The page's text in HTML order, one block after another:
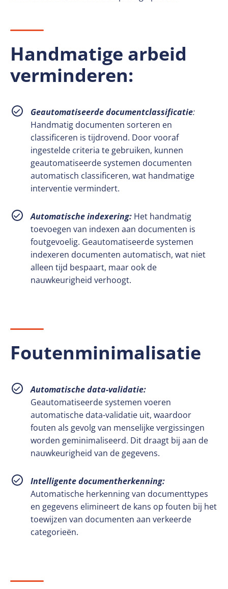
Handmatige arbeid
verminderen:
Geautomatiseerde documentclassificatie:
Handmatig documenten sorteren en
classificeren is tijdrovend. Door vooraf
ingestelde criteria te gebruiken, kunnen
geautomatiseerde systemen documenten
automatisch classificeren, wat handmatige
interventie vermindert.
Automatische indexering: Het handmatig
toevoegen van indexen aan documenten is
foutgevoelig. Geautomatiseerde systemen
indexeren documenten automatisch, wat niet
alleen tijd bespaart, maar ook de
nauwkeurigheid verhoogt.
Foutenminimalisatie
Automatische data-validatie:
Geautomatiseerde systemen voeren
automatische data-validatie uit, waardoor
fouten als gevolg van menselijke vergissingen
worden geminimaliseerd. Dit draagt bij aan de
nauwkeurigheid van de gegevens.
Intelligente documentherkenning:
Automatische herkenning van documenttypes
en gegevens elimineert de kans op fouten bij het
toewijzen van documenten aan verkeerde
categorieën.